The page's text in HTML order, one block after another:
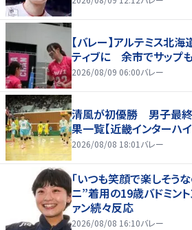
【バレー】アルテミス北
ティブに 余市でサップ
2026/08/09 06:00バレー
清風が初優勝 男子最終
果一覧【近畿インターハ
2026/08/08 18:01 バレー
「いつも笑顔で楽しそう
ニ”着用の19歳バドミント
ァン続々反応
2026/08/08 16:10バレー